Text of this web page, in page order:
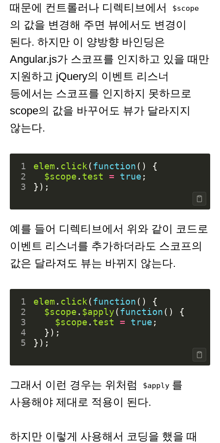
때문에 컨트롤러나 디렉티브에서
$scope
의 값을 변경해 주면 뷰에서도 변경이
된다. 하지만 이 양방향 바인딩은
Angular.js가 스코프를 인지하고 있을 때만
지원하고 jQuery의 이벤트 리스너
등에서는 스코프를 인지하지 못하므로
scope의 값을 바꾸어도 뷰가 달라지지
않는다.
1 elem . click(function()
{
2
$scope . test = true ;
3
});
예를 들어 디렉티브에서 위와 같이 코드로
이벤트 리스너를 추가하더라도 스코프의
값은 달라져도 뷰는 바뀌지 않는다.
1 elem . click(function()
{
2
$scope . $apply(function()
{
3
$scope . test = true ;
4
});
5
});
그래서 이런 경우는 위처럼 $apply 를
사용해야 제대로 적용이 된다.
하지만 이렇게 사용해서 코딩을 했을 때